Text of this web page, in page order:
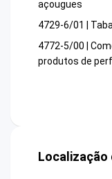
açougues
4729-6/01 |
4772-5/00 |
produtos de
Localização